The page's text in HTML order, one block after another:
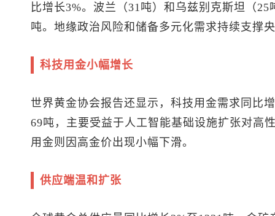
比增长3%。波兰（31吨）和乌兹别克斯坦（
吨。地缘政治风险和储备多元化需求持续支撑
科技用金小幅增长
世界黄金协会报告还显示，科技用金需求同比
69吨，主要受益于人工智能基础设施扩张对高
用金则因高金价出现小幅下滑。
供应端温和扩张